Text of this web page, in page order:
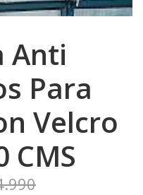
Anti
Para
Velcro
CMS